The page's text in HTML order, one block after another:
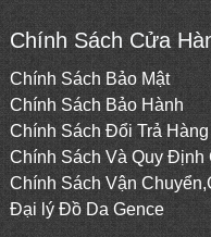
Chính Sách Cửa
Chính Sách Bảo Mật
Chính Sách Bảo Hành
Chính Sách Đổi Trả Hàng
Chính Sách Và Quy Định
Chính Sách Vận
Đại lý Đồ Da Gence